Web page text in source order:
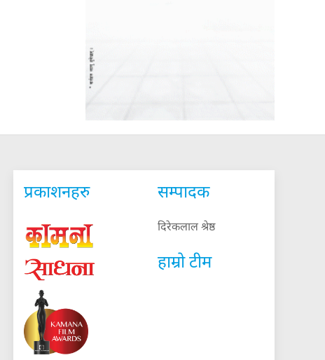
प्रकाशनहरु सम्पादक
दिरेकलाल श्रेष्ठ
हाम्रो टीम